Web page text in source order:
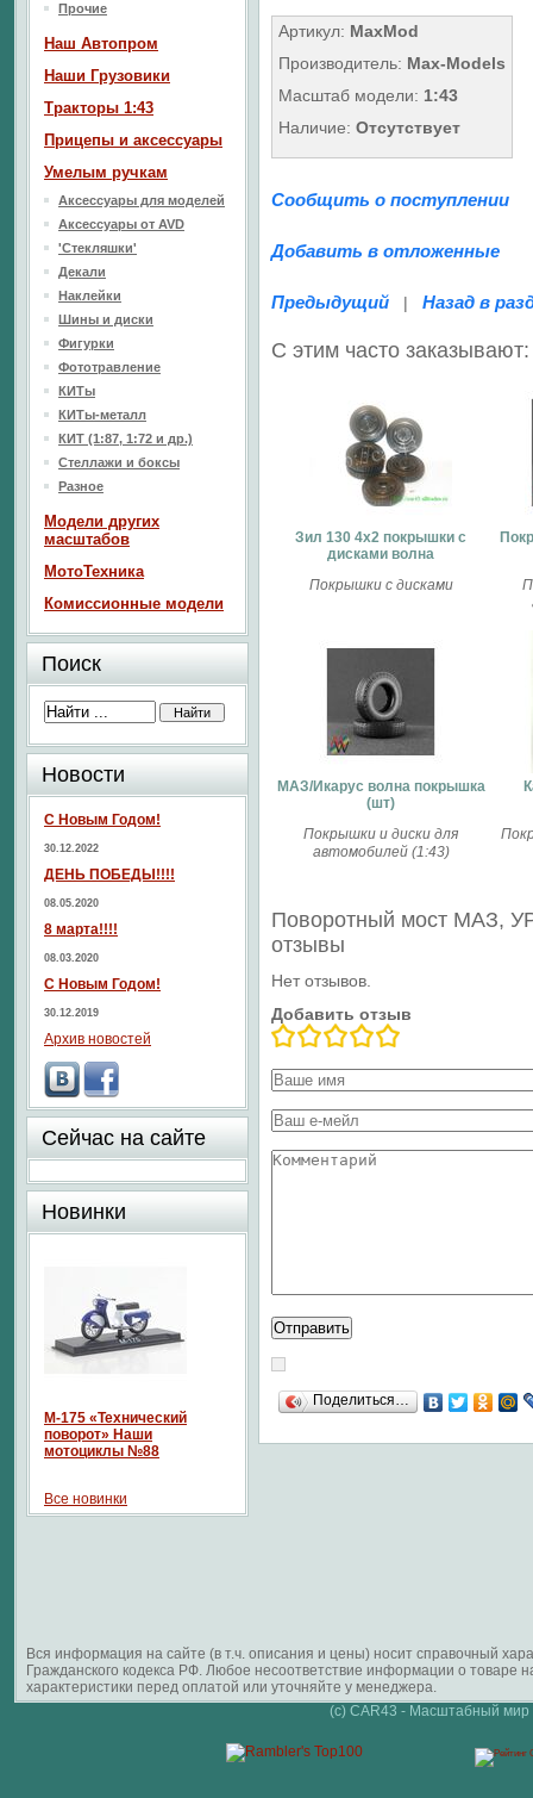
Артикул: MaxMod
Производитель: Max-Models
Масштаб модели: 1:43
Наличие: Отсутствует
Сообщить о поступлении
Добавить в отложенные
Предыдущий | Назад в
С этим часто заказывают:
Зил 130 4х2 покрышки с
дисками волна
Покрышки с дисками
МАЗ/Икарус волна покрышка
(шт)
Покрышки и диски для
автомобилей (1:43)
Поворотный мост МАЗ,
отзывы
Нет отзывов.
Добавить отзыв
Поделиться…
Прочие
Наш Aвтопром
Наши Грузовики
Тракторы 1:43
Прицепы и аксессуары
Умелым ручкам
Аксессуары для моделей
Аксессуары от AVD
'Стекляшки'
Декали
Наклейки
Шины и диски
Фигурки
Фототравление
КИТы
КИТы-металл
КИТ (1:87, 1:72 и др.)
Стеллажи и боксы
Разное
Модели других
масштабов
МотоТехника
Комиссионные модели
Поиск
Новости
С Новым Годом!
30.12.2022
ДЕНЬ ПОБЕДЫ!!!!
08.05.2020
8 марта!!!!
08.03.2020
С Новым Годом!
30.12.2019
Архив новостей
Сейчас на сайте
Новинки
М-175 «Технический
поворот» Наши
мотоциклы №88
Все новинки
Вся информация на сайте (в т.ч. описания и цены) носит справочный
Гражданского кодекса РФ. Любое несоответствие информации о
характеристики перед оплатой или уточняйте у менеджера.
(c) CAR43 - Масштабный мир